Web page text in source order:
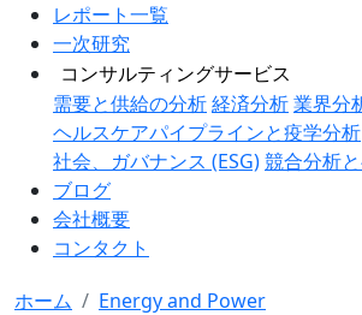
レポート一覧
一次研究
コンサルティングサービス
需要と供給の分析経済分析業界分
ヘルスケアパイプラインと疫学分析
社会、ガバナンス (ESG)競合分析
ブログ
会社概要
コンタクト
ホーム
Energy and Power